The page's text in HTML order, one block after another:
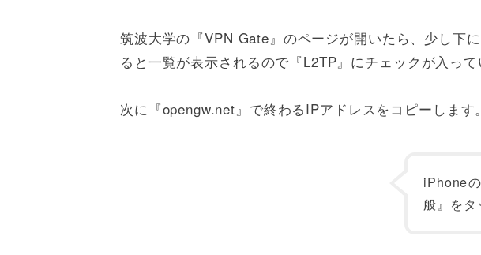
筑波大学の『VPN Gate』のページが開いたら、少し下
ると一覧が表示されるので『L2TP』にチェックが入って
次に『opengw.net』で終わるIPアドレスをコピーします。
iPhone
般』をタ